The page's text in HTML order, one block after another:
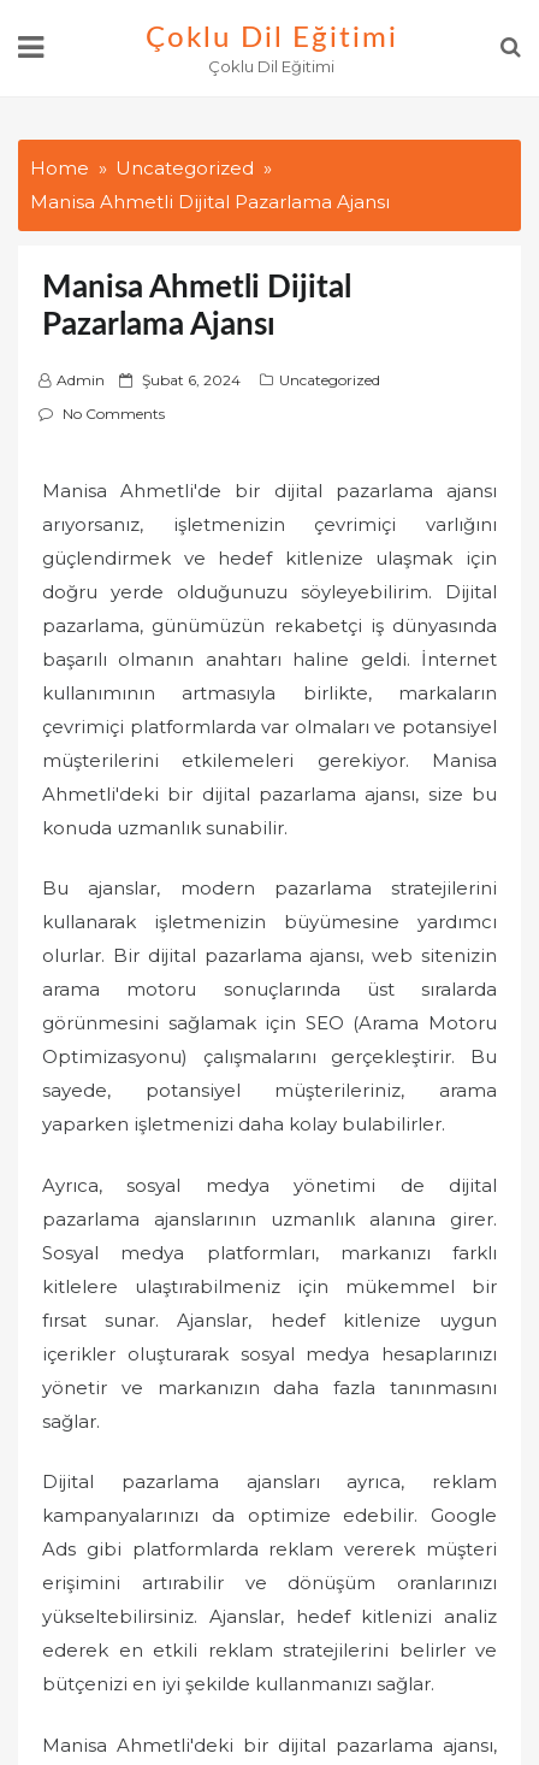
Çoklu Dil Eğitimi
Çoklu Dil Eğitimi
Home
Uncategorized
Manisa Ahmetli Dijital Pazarlama Ajansı
Manisa Ahmetli Dijital
Pazarlama Ajansı
Admin
P
o
e
d
o
Şubat 6, 2024
Uncategorized
No Comments
Manisa Ahmetli'de bir dijital pazarlama ajansı
arıyorsanız, işletmenizin çevrimiçi varlığını
güçlendirmek ve hedef kitlenize ulaşmak için
doğru yerde olduğunuzu söyleyebilirim. Dijital
pazarlama, günümüzün rekabetçi iş dünyasında
başarılı olmanın anahtarı haline geldi. İnternet
kullanımının artmasıyla birlikte, markaların
çevrimiçi platformlarda var olmaları ve potansiyel
müşterilerini etkilemeleri gerekiyor. Manisa
Ahmetli'deki bir dijital pazarlama ajansı, size bu
konuda uzmanlık sunabilir.
Bu ajanslar, modern pazarlama stratejilerini
kullanarak işletmenizin büyümesine yardımcı
olurlar. Bir dijital pazarlama ajansı, web sitenizin
arama motoru sonuçlarında üst sıralarda
görünmesini sağlamak için SEO (Arama Motoru
Optimizasyonu) çalışmalarını gerçekleştirir. Bu
sayede, potansiyel müşterileriniz, arama
yaparken işletmenizi daha kolay bulabilirler.
Ayrıca, sosyal medya yönetimi de dijital
pazarlama ajanslarının uzmanlık alanına girer.
Sosyal medya platformları, markanızı farklı
kitlelere ulaştırabilmeniz için mükemmel bir
fırsat sunar. Ajanslar, hedef kitlenize uygun
içerikler oluşturarak sosyal medya hesaplarınızı
yönetir ve markanızın daha fazla tanınmasını
sağlar.
Dijital pazarlama ajansları ayrıca, reklam
kampanyalarınızı da optimize edebilir. Google
Ads gibi platformlarda reklam vererek müşteri
erişimini artırabilir ve dönüşüm oranlarınızı
yükseltebilirsiniz. Ajanslar, hedef kitlenizi analiz
ederek en etkili reklam stratejilerini belirler ve
bütçenizi en iyi şekilde kullanmanızı sağlar.
Manisa Ahmetli'deki bir dijital pazarlama ajansı,